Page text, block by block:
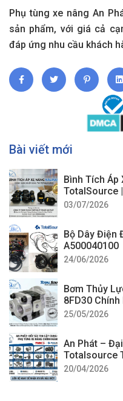
Phụ tùng xe nâng An
sản phẩm, với giá cả
đáp ứng nhu cầu khách
Bài viết mới
Bình Tích Áp
TotalSource
03/07/2026
Bộ Dây Điện
A500040100
24/06/2026
Bơm Thủy
8FD30
25/05/2026
An Phát –
Totalsource
20/04/2026